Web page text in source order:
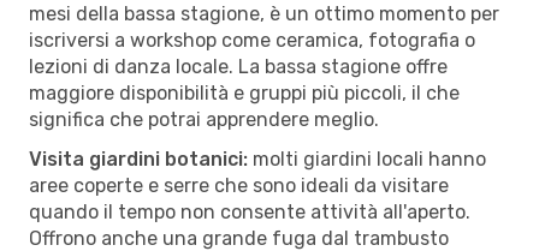
mesi della bassa stagione, è un ottimo momento per
iscriversi a workshop come ceramica, fotografia o
lezioni di danza locale. La bassa stagione offre
maggiore disponibilità e gruppi più piccoli, il che
significa che potrai apprendere meglio.
Visita giardini botanici: molti giardini locali hanno
aree coperte e serre che sono ideali da visitare
quando il tempo non consente attività all'aperto.
Offrono anche una grande fuga dal trambusto